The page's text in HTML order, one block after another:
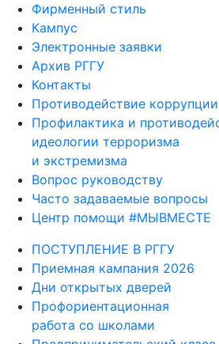
Фирменный стиль
Кампус
Электронные заявки
Архив РГГУ
Контакты
Противодействие коррупции
Профилактика и
идеологии терроризма
и экстремизма
Вопрос руководству
Часто задаваемые вопросы
Центр помощи #МЫВМЕСТЕ
ПОСТУПЛЕНИЕ В РГГУ
Приемная кампания 2026
Дни открытых дверей
Профориентационная
работа со школами